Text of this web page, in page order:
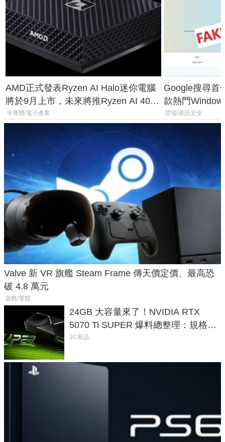
AMD正式發表Ryzen AI Halo迷你電腦
將於9月上市，未來將推Ryzen AI 400
Max系列處理器與對應升級版
半導體/電子產業
Google搜尋首
款熱門
機
雲端/資訊安全
Valve 新 VR 旗艦 Steam Frame 傳天價定價、最高恐
破 4.8 萬元
遊戲/電競
24GB 大容量來了！NVIDIA RTX
5070 Ti SUPER 爆料總整理：規格、
功耗、上市時間
3C新品